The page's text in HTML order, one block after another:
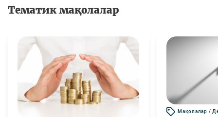
Тематик мақолалар
Мақолалар /